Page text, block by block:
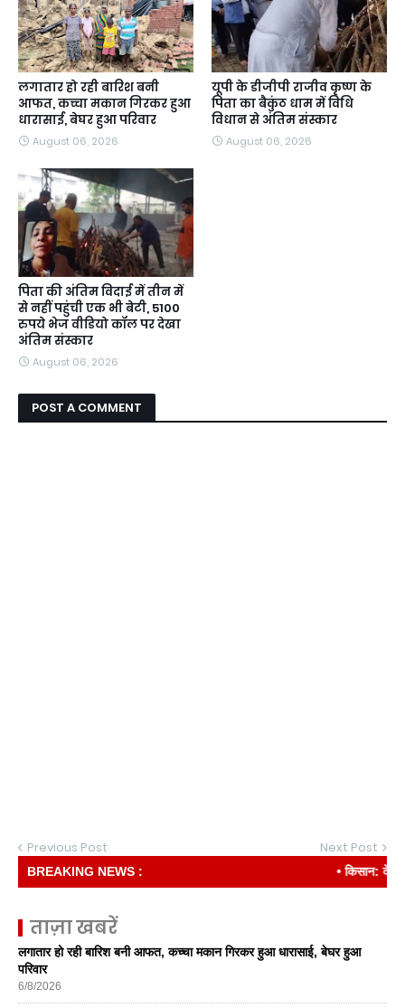
लगातार हो रही बारिश बनी
आफत, कच्चा मकान गिरकर हुआ
धारासाई, बेघर हुआ परिवार
August 06, 2026
यूपी के डीजीपी राजीव कृष्ण के
पिता का बैकुंठ धाम में विधि
विधान से अंतिम संस्कार
August 06, 2026
पिता की अंतिम विदाई में तीन में
से नहीं पहुंची एक भी बेटी, 5100
रुपये भेज वीडियो कॉल पर देखा
अंतिम संस्कार
August 06, 2026
POST A COMMENT
Previous Post Next Post
BREAKING NEWS : • किसान: देश की
ताज़ा खबरें
लगातार हो रही बारिश बनी आफत, कच्चा मकान गिरकर हुआ धारासाई, बेघर हुआ
परिवार
6/8/2026